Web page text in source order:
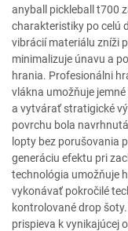
anyball pickleball t700
charakteristiky po celú
vibrácií materiálu zníži
minimalizuje únavu a
hrania. Profesionálni
vlákna umožňuje
a vytvárať stratigické
povrchu bola
lopty bez porušovania
generáciu efektu pri
technológia umožňuje
vykonávať pokročilé
kontrolované drop
prispieva k vynikajúcej